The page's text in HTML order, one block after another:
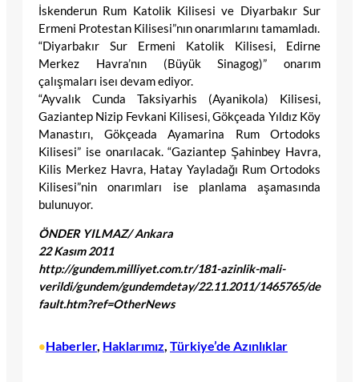
İskenderun Rum Katolik Kilisesi ve Diyarbakır Sur
Ermeni Protestan Kilisesi”nın onarımlarını tamamladı.
“Diyarbakır Sur Ermeni Katolik Kilisesi, Edirne
Merkez Havra’nın (Büyük Sinagog)” onarım
çalışmaları iseı devam ediyor.
“Ayvalık Cunda Taksiyarhis (Ayanikola) Kilisesi,
Gaziantep Nizip Fevkani Kilisesi, Gökçeada Yıldız Köy
Manastırı, Gökçeada Ayamarina Rum Ortodoks
Kilisesi” ise onarılacak. “Gaziantep Şahinbey Havra,
Kilis Merkez Havra, Hatay Yayladağı Rum Ortodoks
Kilisesi”nin onarımları ise planlama aşamasında
bulunuyor.
ÖNDER YILMAZ/ Ankara
22 Kasım 2011
http://gundem.milliyet.com.tr/181-azinlik-mali-
verildi/gundem/gundemdetay/22.11.2011/1465765/de
fault.htm?ref=OtherNews
•Haberler, Haklarımız Türkiye’de Azınlıklar